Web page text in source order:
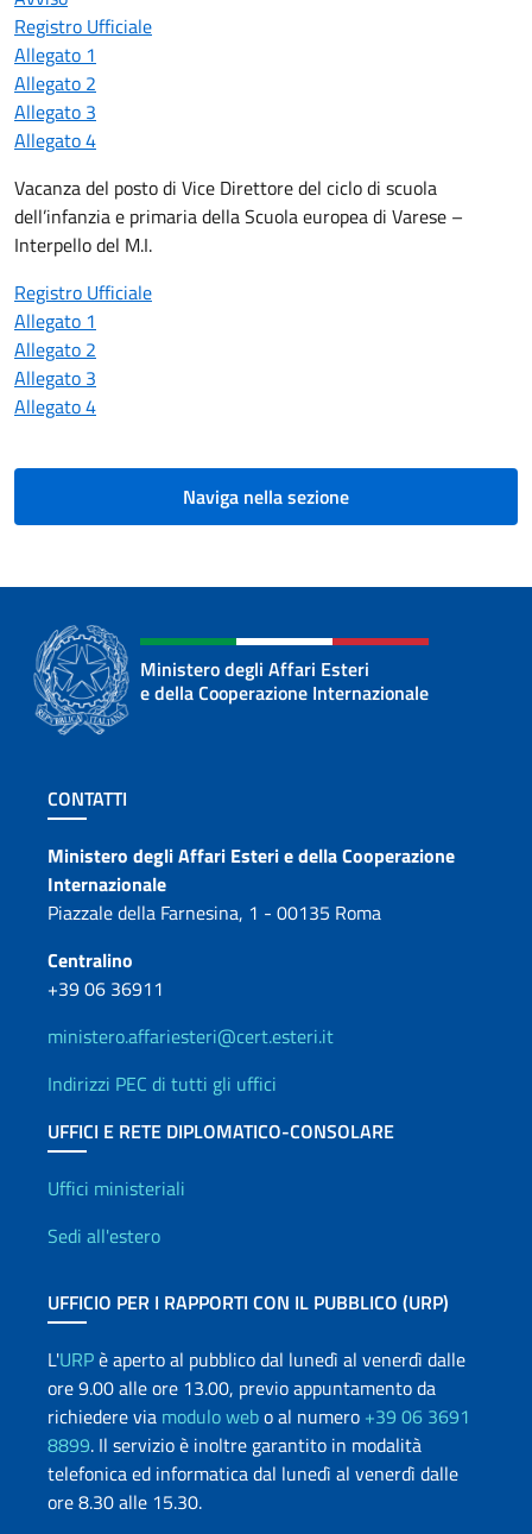
Registro Ufficiale
Allegato 1
Allegato 2
Allegato 3
Allegato 4
Vacanza del posto di Vice Direttore del ciclo di scuola
dell’infanzia e primaria della Scuola europea di Varese –
Interpello del M.I.
Registro Ufficiale
Allegato 1
Allegato 2
Allegato 3
Allegato 4
Naviga nella sezione
Ministero degli Affari Esteri
e della Cooperazione Internazionale
Sezione footer
CONTATTI
Contatti
Ministero degli Affari Esteri e della Cooperazione
Internazionale
Piazzale della Farnesina, 1 - 00135 Roma
Centralino
+39 06 36911
ministero.affariesteri@cert.esteri.it
Indirizzi PEC di tutti gli uffici
UFFICI E RETE DIPLOMATICO-CONSOLARE
Uffici e Rete diplomatica
Uffici ministeriali
Sedi all'estero
UFFICIO PER I RAPPORTI CON IL PUBBLICO (URP)
L'URPè aperto al pubblico dal lunedì al venerdì dalle
ore 9.00 alle ore 13.00, previo appuntamento da
richiedere via modulo webo al numero +39 06 3691
8899. Il servizio è inoltre garantito in modalità
telefonica ed informatica dal lunedì al venerdì dalle
ore 8.30 alle 15.30.